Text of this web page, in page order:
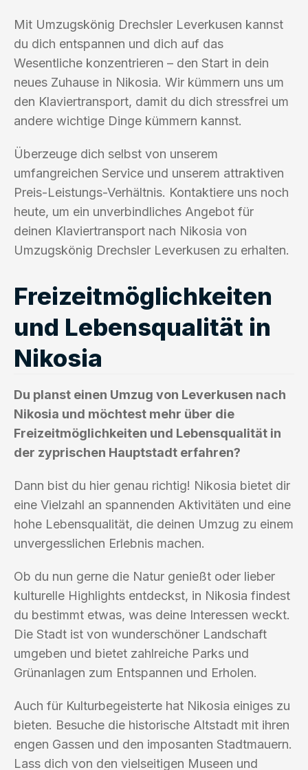
Mit Umzugskönig Drechsler Leverkusen kannst
du dich entspannen und dich auf das
Wesentliche konzentrieren – den Start in dein
neues Zuhause in Nikosia. Wir kümmern uns um
den Klaviertransport, damit du dich stressfrei um
andere wichtige Dinge kümmern kannst.
Überzeuge dich selbst von unserem
umfangreichen Service und unserem attraktiven
Preis-Leistungs-Verhältnis. Kontaktiere uns noch
heute, um ein unverbindliches Angebot für
deinen Klaviertransport nach Nikosia von
Umzugskönig Drechsler Leverkusen zu erhalten.
Freizeitmöglichkeiten
und Lebensqualität in
Nikosia
Du planst einen Umzug von Leverkusen nach
Nikosia und möchtest mehr über die
Freizeitmöglichkeiten und Lebensqualität in
der zyprischen Hauptstadt erfahren?
Dann bist du hier genau richtig! Nikosia bietet dir
eine Vielzahl an spannenden Aktivitäten und eine
hohe Lebensqualität, die deinen Umzug zu einem
unvergesslichen Erlebnis machen.
Ob du nun gerne die Natur genießt oder lieber
kulturelle Highlights entdeckst, in Nikosia findest
du bestimmt etwas, was deine Interessen weckt.
Die Stadt ist von wunderschöner Landschaft
umgeben und bietet zahlreiche Parks und
Grünanlagen zum Entspannen und Erholen.
Auch für Kulturbegeisterte hat Nikosia einiges zu
bieten. Besuche die historische Altstadt mit ihren
engen Gassen und den imposanten Stadtmauern.
Lass dich von den vielseitigen Museen und